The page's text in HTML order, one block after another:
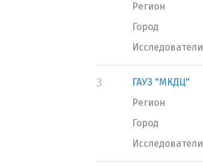
Регион
Город
Исследователи
3
ГАУЗ "МКДЦ"
Регион
Город
Исследователи